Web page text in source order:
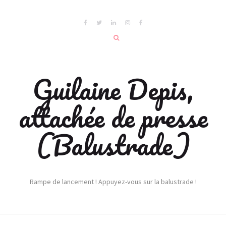
Guilaine Depis,
attachée de presse
(Balustrade)
Rampe de lancement ! Appuyez-vous sur la balustrade !